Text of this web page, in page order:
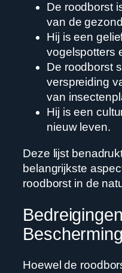
De roodborst
van de
Hij is een
vogelspotters
De roodborst
verspreiding
van
Hij is een
nieuw leven.
Deze lijst
belangrijkste
roodborst in de
Hoewel de